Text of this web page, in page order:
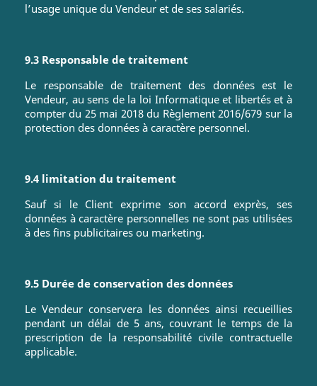
l’usage unique du Vendeur et de ses salariés.
9.3 Responsable de traitement
Le responsable de traitement des données est le
Vendeur, au sens de la loi Informatique et libertés et à
compter du 25 mai 2018 du Règlement 2016/679 sur la
protection des données à caractère personnel.
9.4 limitation du traitement
Sauf si le Client exprime son accord exprès, ses
données à caractère personnelles ne sont pas utilisées
à des fins publicitaires ou marketing.
9.5 Durée de conservation des données
Le Vendeur conservera les données ainsi recueillies
pendant un délai de 5 ans, couvrant le temps de la
prescription de la responsabilité civile contractuelle
applicable.